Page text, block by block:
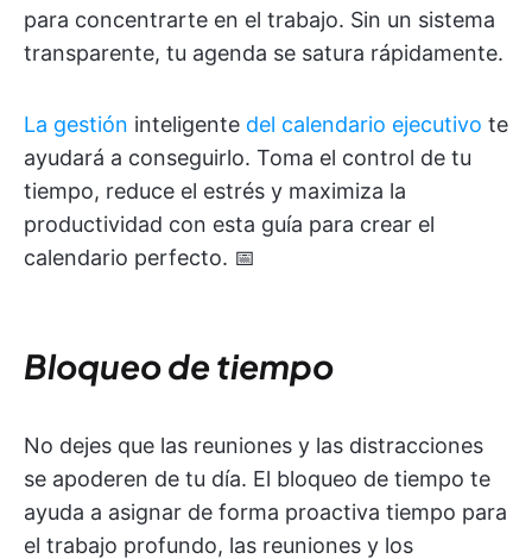
para concentrarte en el trabajo. Sin un sistema
transparente, tu agenda se satura rápidamente.
La gestión inteligente del calendario ejecutivo te
ayudará a conseguirlo. Toma el control de tu
tiempo, reduce el estrés y maximiza la
productividad con esta guía para crear el
calendario perfecto. 📅
Bloqueo de tiempo
No dejes que las reuniones y las distracciones
se apoderen de tu día. El bloqueo de tiempo te
ayuda a asignar de forma proactiva tiempo para
el trabajo profundo, las reuniones y los